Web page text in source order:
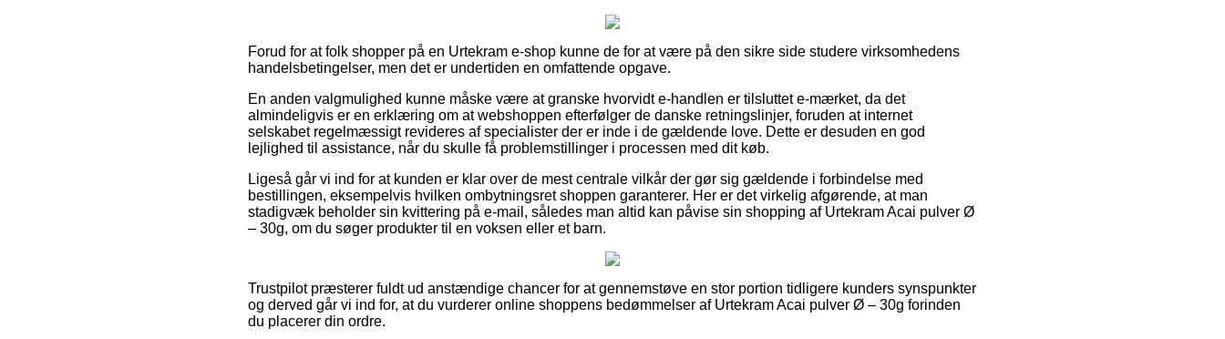
Forud for at folk shopper på en Urtekram e-shop kunne de for at være på den sikre side studere virksomhedens
handelsbetingelser, men det er undertiden en omfattende opgave.
En anden valgmulighed kunne måske være at granske hvorvidt e-handlen er tilsluttet e-mærket, da det
almindeligvis er en erklæring om at webshoppen efterfølger de danske retningslinjer, foruden at internet
selskabet regelmæssigt revideres af specialister der er inde i de gældende love. Dette er desuden en god
lejlighed til assistance, når du skulle få problemstillinger i processen med dit køb.
Ligeså går vi ind for at kunden er klar over de mest centrale vilkår der gør sig gældende i forbindelse med
bestillingen, eksempelvis hvilken ombytningsret shoppen garanterer. Her er det virkelig afgørende, at man
stadigvæk beholder sin kvittering på e-mail, således man altid kan påvise sin shopping af Urtekram Acai pulver Ø
– 30g, om du søger produkter til en voksen eller et barn.
Trustpilot præsterer fuldt ud anstændige chancer for at gennemstøve en stor portion tidligere kunders synspunkter
og derved går vi ind for, at du vurderer online shoppens bedømmelser af Urtekram Acai pulver Ø – 30g forinden
du placerer din ordre.